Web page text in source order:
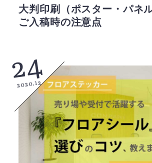
大判印刷（ポスター・パネ
ご入稿時の注意点
24
2020.12